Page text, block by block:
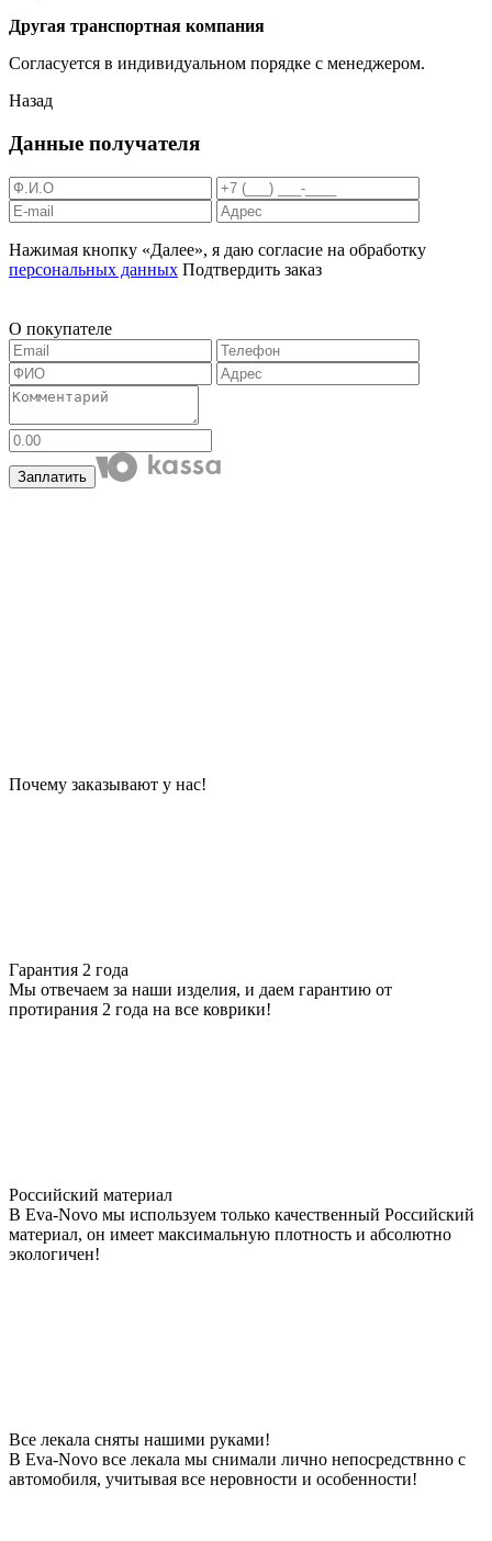
Другая транспортная компания
Согласуется в индивидуальном порядке с менеджером.
Назад
Данные получателя
Нажимая кнопку «Далее», я даю согласие на обработку
персональных данных Подтвердить заказ
О покупателе
Заплатить
Почему заказывают у нас!
Гарантия 2 года
Мы отвечаем за наши изделия, и даем гарантию от
протирания 2 года на все коврики!
Российский материал
В Eva-Novo мы используем только качественный Российский
материал, он имеет максимальную плотность и абсолютно
экологичен!
Все лекала сняты нашими руками!
В Eva-Novo все лекала мы снимали лично непосредствнно с
автомобиля, учитывая все неровности и особенности!